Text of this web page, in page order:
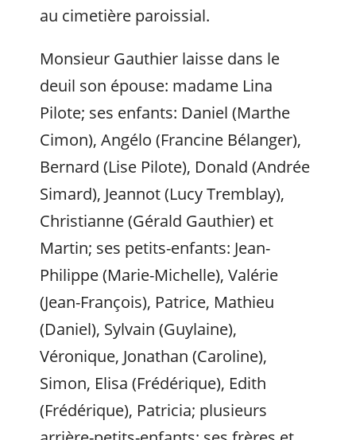
au cimetière paroissial.
Monsieur Gauthier laisse dans le
deuil son épouse: madame Lina
Pilote; ses enfants: Daniel (Marthe
Cimon), Angélo (Francine Bélanger),
Bernard (Lise Pilote), Donald (Andrée
Simard), Jeannot (Lucy Tremblay),
Christianne (Gérald Gauthier) et
Martin; ses petits-enfants: Jean-
Philippe (Marie-Michelle), Valérie
(Jean-François), Patrice, Mathieu
(Daniel), Sylvain (Guylaine),
Véronique, Jonathan (Caroline),
Simon, Elisa (Frédérique), Edith
(Frédérique), Patricia; plusieurs